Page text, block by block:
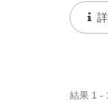
グリッ
結果 1 -